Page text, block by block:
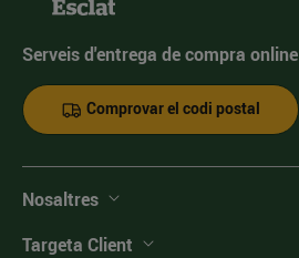
Serveis d'entrega de compra online
Comprovar el codi postal
Nosaltres
Targeta Client